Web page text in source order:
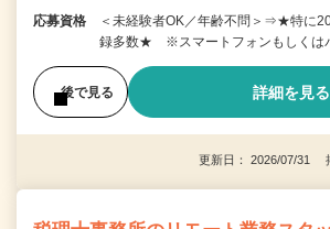
応募資格
＜未経験者OK／年齢不問＞⇒★特に
録多数★ ※スマートフォンもしくは
後で見る 詳細を見る
更新日： 2026/07/31